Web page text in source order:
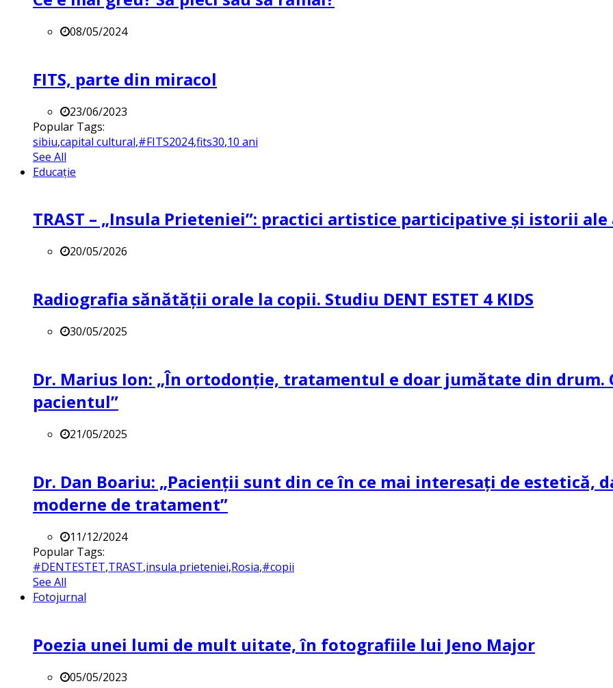
08/05/2024
FITS, parte din miracol
23/06/2023
Popular Tags:
sibiu,capital cultural,#FITS2024,fits30,10 ani
See All
Educație
TRAST – „Insula Prieteniei”: practici artistice participative și istorii
20/05/2026
Radiografia sănătății orale la copii. Studiu DENT ESTET 4 KIDS
30/05/2025
Dr. Marius Ion: „În ortodonție, tratamentul e doar jumătate din drum.
pacientul”
21/05/2025
Dr. Dan Boariu: „Pacienții sunt din ce în ce mai interesați de estetică,
moderne de tratament”
11/12/2024
Popular Tags:
#DENTESTET,TRAST,insula prieteniei,Rosia,#copii
See All
Fotojurnal
Poezia unei lumi de mult uitate, în fotografiile lui Jeno Major
05/05/2023